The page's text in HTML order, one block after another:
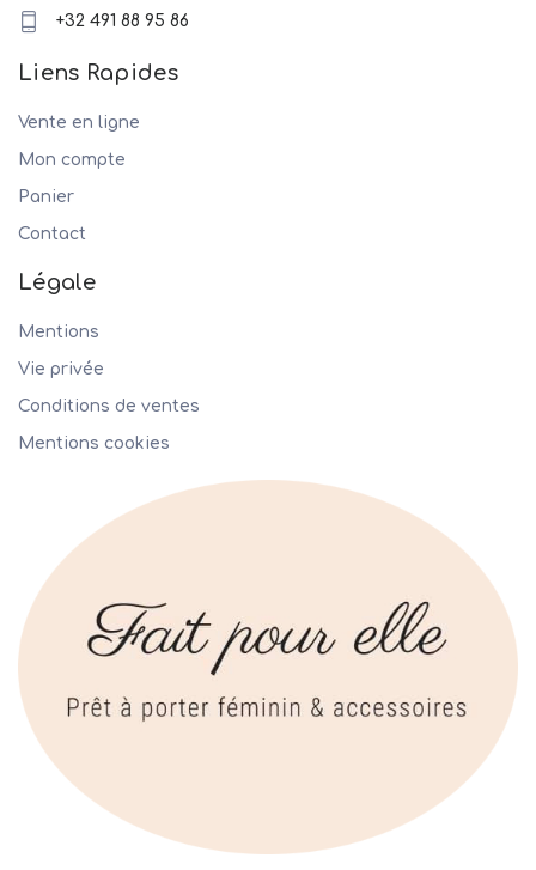
+32 491 88 95 86
Liens Rapides
Vente en ligne
Mon compte
Panier
Contact
Légale
Mentions
Vie privée
Conditions de ventes
Mentions cookies